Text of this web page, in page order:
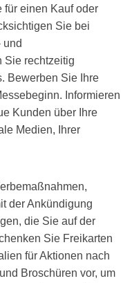
für einen Kauf oder
Sie bei
und
Sie rechtzeitig
Bewerben Sie Ihre
Informieren
Kunden über Ihre
Medien, Ihrer
der Ankündigung
die Sie auf der
Sie Freikarten
für Aktionen nach
Broschüren vor, um